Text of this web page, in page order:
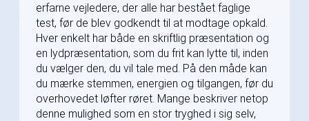
erfarne vejledere, der alle har bestået faglige
test, før de blev godkendt til at modtage opkald.
Hver enkelt har både en skriftlig præsentation og
en lydpræsentation, som du frit kan lytte til, inden
du vælger den, du vil tale med. På den måde kan
du mærke stemmen, energien og tilgangen, før du
overhovedet løfter røret. Mange beskriver netop
denne mulighed som en stor tryghed i sig selv,